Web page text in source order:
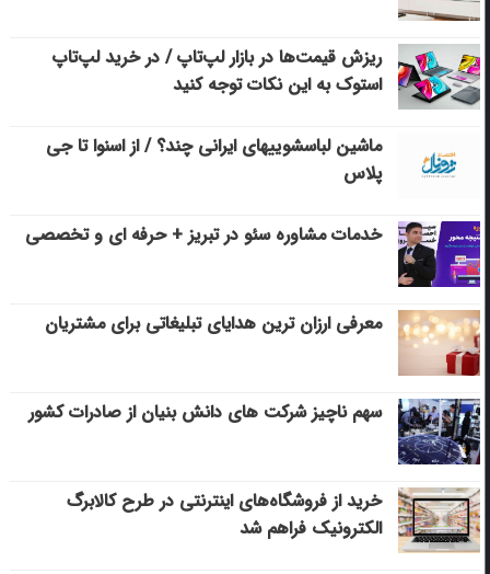
ریزش قیمت‌ها در بازار لپ‌تاپ / در خرید لپ‌تاپ
استوک به این نکات توجه کنید
ماشین لباسشویی‎های ایرانی چند؟ / از اسنوا تا جی
پلاس
خدمات مشاوره سئو در تبریز + حرفه ای و تخصصی
معرفی ارزان ترین هدایای تبلیغاتی برای مشتریان
سهم ناچیز شرکت های دانش بنیان از صادرات کشور
خرید از فروشگاه‌های اینترنتی در طرح کالابرگ
الکترونیک فراهم شد